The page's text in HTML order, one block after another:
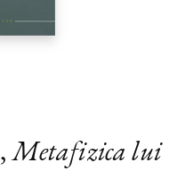
,Metafizica lui